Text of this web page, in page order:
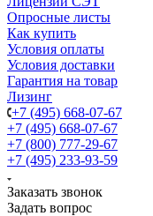
Опросные листы
Как купить
Условия оплаты
Условия доставки
Гарантия на товар
Лизинг
+7 (495) 668-07-67
+7 (495) 668-07-67
+7 (800) 777-29-67
+7 (495) 233-93-59
Заказать звонок
Задать вопрос